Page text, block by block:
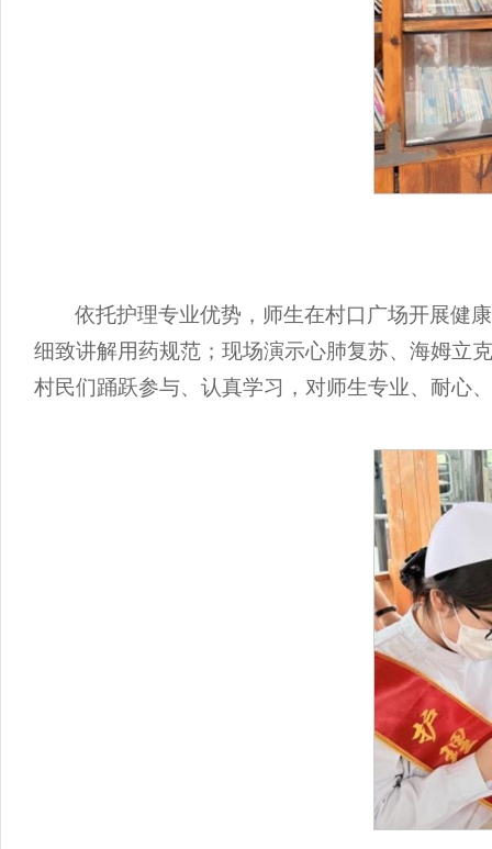
依托护理专业优势，师生在村口广场开展健
细致讲解用药规范；现场演示心肺复苏、海姆立
村民们踊跃参与、认真学习，对师生专业、耐心